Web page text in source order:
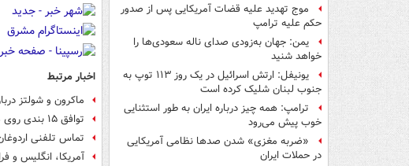
موج تهدید علیه قضات آمریکایی پس از صدور
حکم علیه ترامپ
یمن: جهان به‌زودی صدای ناله سعودی‌ها را
خواهد شنید
یونیفل: ارتش اسرائیل در یک روز ۱۱۳ توپ به
جنوب لبنان شلیک کرده است
ترامپ: همه چیز درباره ایران به طور استثنایی
خوب پیش می‌رود
«ضربه مغزی» شدن صدها نظامی آمریکایی
در حملات ایران
اخبار مرتبط
ماکرون و شولتز
توافق ۱۵ بندی روی میز مذاکرات روسیه و اوکراین
تماس تلفنی اردوغان
آمریکا، انگلیس و